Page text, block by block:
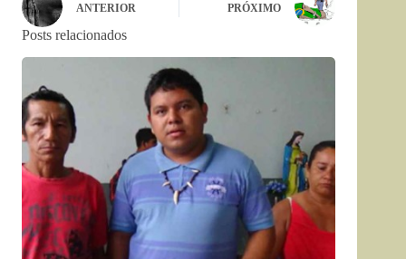
ANTERIOR PRÓXIMO
Posts relacionados